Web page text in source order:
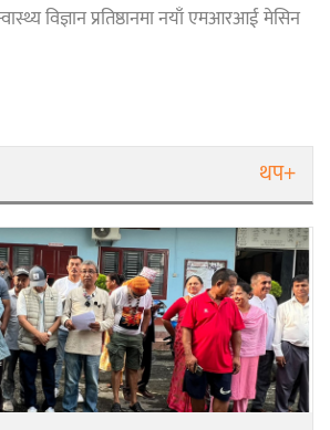
विज्ञान प्रतिष्ठानमा नयाँ एमआरआई मेसिन
थप+